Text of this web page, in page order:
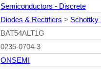
Semiconductors - Discrete
Diodes & Rectifiers > Schottky
BAT54ALT1G
0235-0704-3
ONSEMI